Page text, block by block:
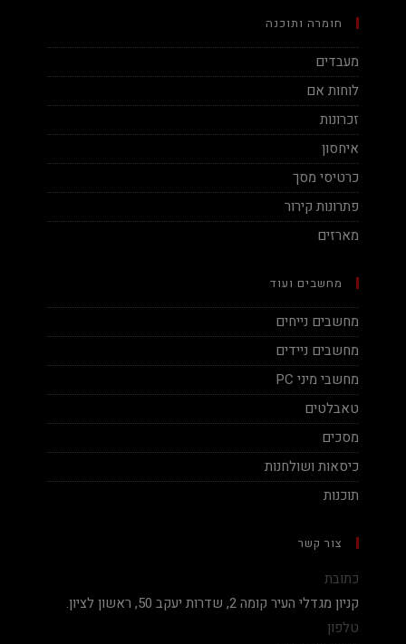
חומרה ותוכנה
מעבדים
לוחות אם
זכרונות
איחסון
כרטיסי מסך
פתרונות קירור
מארזים
מחשבים ועוד
מחשבים נייחים
מחשבים ניידים
מחשבי מיני PC
טאבלטים
מסכים
כיסאות ושולחנות
תוכנות
צור קשר
כתובת
קניון מגדלי העיר קומה 2, שדרות יעקב 50, ראשון לציון.
טלפון